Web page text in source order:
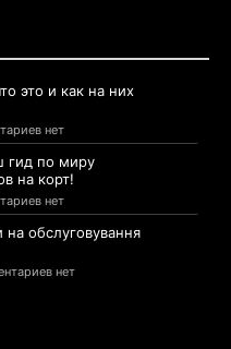
это и как на них
нет
гид по миру
на корт!
нет
обслуговування
нет